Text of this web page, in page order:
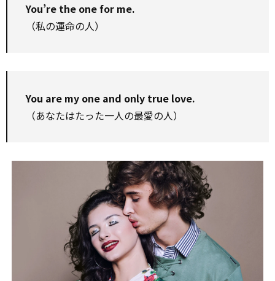
You’re the one for me.
（私の運命の人）
You are my one and only true love.
（あなたはたった一人の最愛の人）